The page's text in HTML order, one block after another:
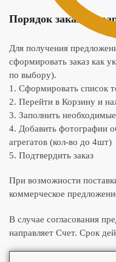
Порядок заказа
Для получения
сформировать заказ как
по выбору).
1. Сформировать список
2. Перейти в Корзину и
3. Заполнить
4. Добавить фотографии
агрегатов (кол-во до 4шт)
5. Подтвердить заказ
При возможности
коммерческое
В случае согласования
направляет Счет. Срок